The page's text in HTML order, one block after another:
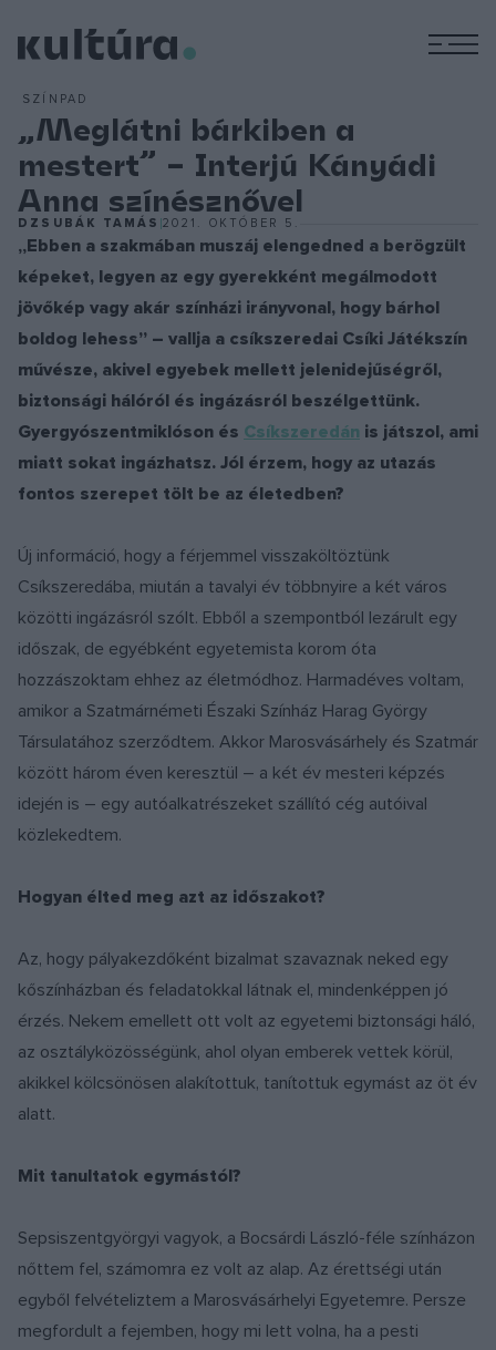
SZÍNPAD
„Meglátni bárkiben a
mestert” – Interjú Kányádi
Anna színésznővel
DZSUBÁK TAMÁS 2021. OKTÓBER 5.
„Ebben a szakmában muszáj elengedned a berögzült
képeket, legyen az egy gyerekként megálmodott
jövőkép vagy akár színházi irányvonal, hogy bárhol
boldog lehess” – vallja a csíkszeredai Csíki Játékszín
művésze, akivel egyebek mellett jelenidejűségről,
biztonsági hálóról és ingázásról beszélgettünk.
Gyergyószentmiklóson és Csíkszeredán is játszol, ami
miatt sokat ingázhatsz. Jól érzem, hogy az utazás
fontos szerepet tölt be az életedben?
Új információ, hogy a férjemmel visszaköltöztünk
Csíkszeredába, miután a tavalyi év többnyire a két város
közötti ingázásról szólt. Ebből a szempontból lezárult egy
időszak, de egyébként egyetemista korom óta
hozzászoktam ehhez az életmódhoz. Harmadéves voltam,
amikor a Szatmárnémeti Északi Színház Harag György
Társulatához szerződtem. Akkor Marosvásárhely és Szatmár
között három éven keresztül – a két év mesteri képzés
idején is – egy autóalkatrészeket szállító cég autóival
közlekedtem.
Hogyan élted meg azt az időszakot?
Az, hogy pályakezdőként bizalmat szavaznak neked egy
kőszínházban és feladatokkal látnak el, mindenképpen jó
érzés. Nekem emellett ott volt az egyetemi biztonsági háló,
az osztályközösségünk, ahol olyan emberek vettek körül,
akikkel kölcsönösen alakítottuk, tanítottuk egymást az öt év
alatt.
Mit tanultatok egymástól?
Sepsiszentgyörgyi vagyok, a Bocsárdi László-féle színházon
nőttem fel, számomra ez volt az alap. Az érettségi után
egyből felvételiztem a Marosvásárhelyi Egyetemre. Persze
megfordult a fejemben, hogy mi lett volna, ha a pesti